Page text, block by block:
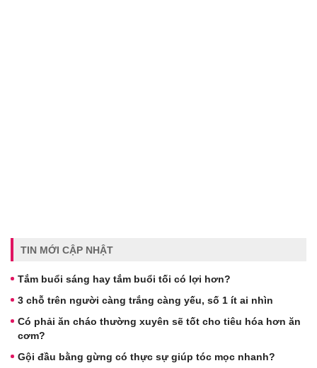
TIN MỚI CẬP NHẬT
Tắm buổi sáng hay tắm buổi tối có lợi hơn?
3 chỗ trên người càng trắng càng yếu, số 1 ít ai nhìn
Có phải ăn cháo thường xuyên sẽ tốt cho tiêu hóa hơn ăn
cơm?
Gội đầu bằng gừng có thực sự giúp tóc mọc nhanh?